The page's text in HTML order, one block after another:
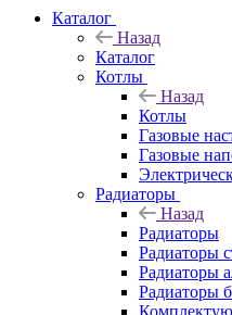
Каталог
Назад
Каталог
Котлы
Назад
Котлы
Газовые
Газовые
Радиаторы
Назад
Радиаторы
Радиаторы
Радиаторы
Радиаторы